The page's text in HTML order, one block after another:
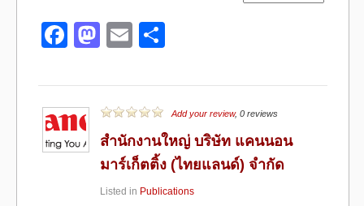
F
c
e
b
M
st
o
d
o
n
E
ail ar
e
Add your review, 0 reviews
สำนักงานใหญ่ บริษัท แคนนอน
มาร์เก็ตติ้ง (ไทยแลนด์) จำกัด
Listed in Publications